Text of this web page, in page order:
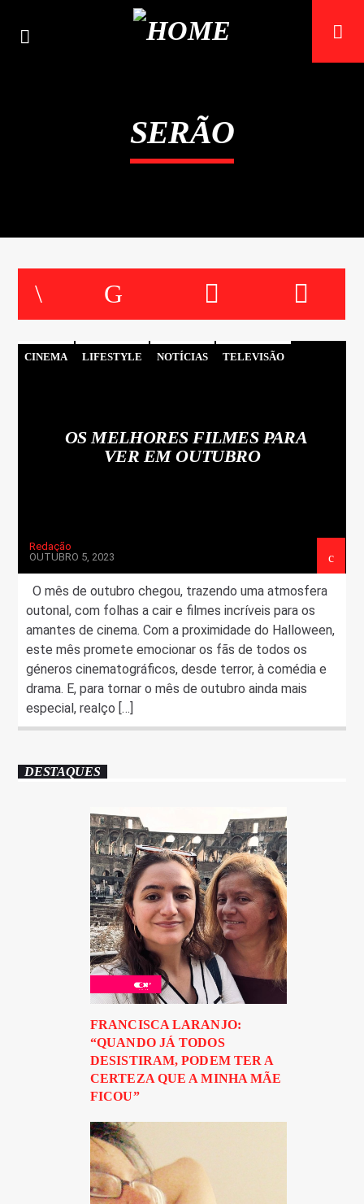
ON FM
LIGA-TE
ARTISTA
SERÃO
CINEMA LIFESTYLE NOTÍCIAS TELEVISÃO
OS MELHORES FILMES PARA
VER EM OUTUBRO
Redação
OUTUBRO 5, 2023
O mês de outubro chegou, trazendo uma atmosfera
outonal, com folhas a cair e filmes incríveis para os
amantes de cinema. Com a proximidade do Halloween,
este mês promete emocionar os fãs de todos os
géneros cinematográficos, desde terror, à comédia e
drama. E, para tornar o mês de outubro ainda mais
especial, realço […]
DESTAQUES
FRANCISCA LARANJO:
“QUANDO JÁ TODOS
DESISTIRAM, PODEM TER A
CERTEZA QUE A MINHA MÃE
FICOU”